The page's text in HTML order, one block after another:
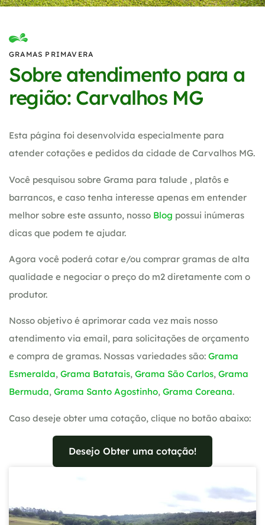
GRAMAS PRIMAVERA
Sobre atendimento para a
região: Carvalhos MG
Esta página foi desenvolvida especialmente para
atender cotações e pedidos da cidade de Carvalhos MG.
Você pesquisou sobre Grama para talude , platôs e
barrancos, e caso tenha interesse apenas em entender
melhor sobre este assunto, nosso Blog possui inúmeras
dicas que podem te ajudar.
Agora você poderá cotar e/ou comprar gramas de alta
qualidade e negociar o preço do m2 diretamente com o
produtor.
Nosso objetivo é aprimorar cada vez mais nosso
atendimento via email, para solicitações de orçamento
e compra de gramas. Nossas variedades são: Grama
Esmeralda, Grama Batatais, Grama São Carlos, Grama
Bermuda, Grama Santo Agostinho, Grama Coreana.
Caso deseje obter uma cotação, clique no botão abaixo:
Desejo Obter uma cotação!